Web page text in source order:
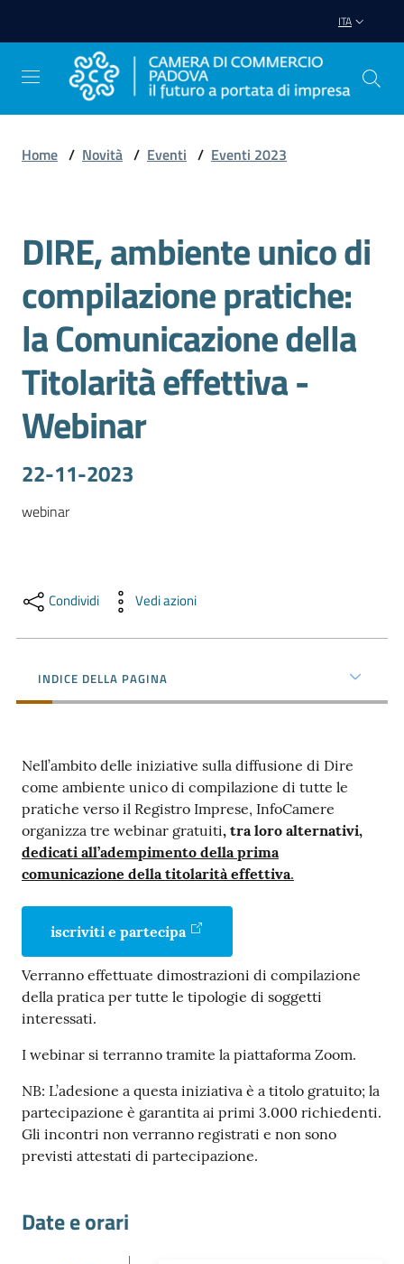
ITA
Impresa
Promuovere
Impresa
e
territorio
Tutelare
Impresa
Camera
Prenota
zione
on line
Servizi
Home / Novità / Eventi / Eventi 2023
Salta al contenuto
DIRE, ambiente unico di
compilazione pratiche:
la Comunicazione della
Titolarità effettiva -
Webinar
22-11-2023
webinar
Condividi Vedi azioni
INDICE DELLA PAGINA
Nell’ambito delle iniziative sulla diffusione di Dire
come ambiente unico di compilazione di tutte le
pratiche verso il Registro Imprese, InfoCamere
organizza tre webinar gratuiti, tra loro alternativi,
dedicati all’adempimento della prima
comunicazione della titolarità effettiva.
iscriviti e partecipa
Verranno effettuate dimostrazioni di compilazione
della pratica per tutte le tipologie di soggetti
interessati.
I webinar si terranno tramite la piattaforma Zoom.
NB: L’adesione a questa iniziativa è a titolo gratuito; la
partecipazione è garantita ai primi 3.000 richiedenti.
Gli incontri non verranno registrati e non sono
previsti attestati di partecipazione.
Date e orari